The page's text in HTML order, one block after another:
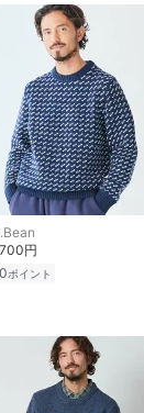
円
ポイント